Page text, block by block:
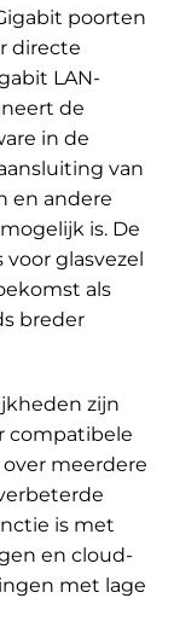
poorten
directe
LAN-
de
in de
van
en andere
is. De
glasvezel
als
breder
zijn
compatibele
meerdere
is met
en cloud-
met lage